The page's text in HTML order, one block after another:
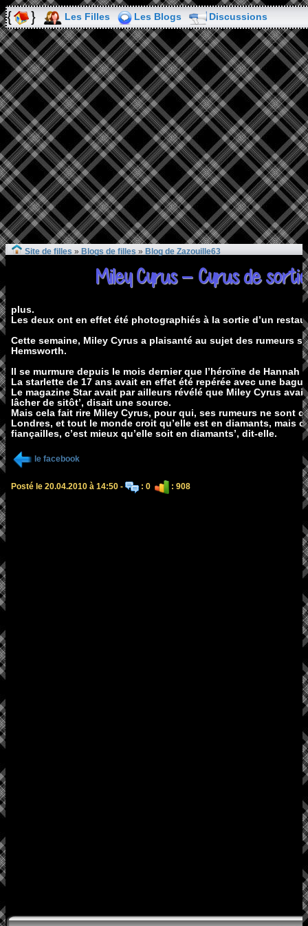
Les Filles Les Blogs Discussions
Site de filles » Blogs de filles » Blog de Zazouille63
Miley Cyrus – Cyrus de
plus.
Les deux ont en effet été photographiés à la sortie d’un
Cette semaine, Miley Cyrus a plaisanté au sujet des rumeurs
Hemsworth.
Il se murmure depuis le mois dernier que l’héroïne de
La starlette de 17 ans avait en effet été repérée avec une
Le magazine Star avait par ailleurs révélé que Miley Cyrus
lâcher de sitôt’, disait une source.
Mais cela fait rire Miley Cyrus, pour qui, ses rumeurs ne sont
Londres, et tout le monde croit qu’elle est en diamants, mais
fiançailles, c’est mieux qu’elle soit en diamants’, dit-elle.
le facebook
Posté le 20.04.2010 à 14:50 - : 0 : 908